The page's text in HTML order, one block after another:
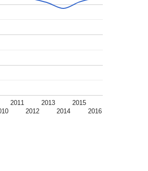
2011
2012
2013
2014
2015
2016